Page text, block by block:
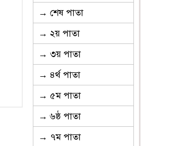
→ শেষ পাতা
→ ২য় পাতা
→ ৩য় পাতা
→ ৪র্থ পাতা
→ ৫ম পাতা
→ ৬ষ্ঠ পাতা
→ ৭ম পাতা